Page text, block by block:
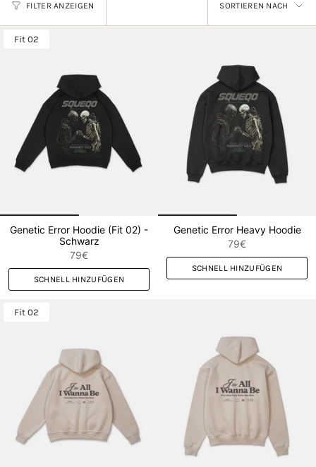
FILTER ANZEIGEN
NACH
SORTIEREN NACH
Fit 02
Genetic Error Hoodie (Fit 02) -
Schwarz
79€
SCHNELL HINZUFÜGEN
Genetic Error Heavy Hoodie
79€
SCHNELL HINZUFÜGEN
Fit 02